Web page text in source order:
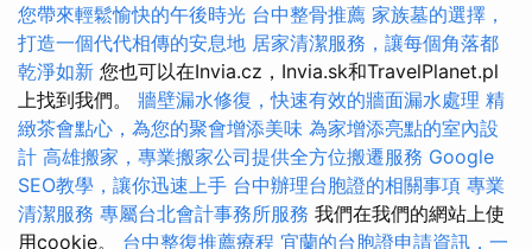
您帶來輕鬆愉快的午後時光 台中整骨推薦 家族墓的選擇，
打造一個代代相傳的安息地 居家清潔服務，讓每個角落都
乾淨如新 您也可以在Invia.cz，Invia.sk和TravelPlanet.pl
上找到我們。 牆壁漏水修復，快速有效的牆面漏水處理 精
緻茶會點心，為您的聚會增添美味 為家增添亮點的室內設
計 高雄搬家，專業搬家公司提供全方位搬遷服務 Google
SEO教學，讓你迅速上手 台中辦理台胞證的相關事項 專業
清潔服務 專屬台北會計事務所服務 我們在我們的網站上使
用cookie。 台中整復推薦療程 宜蘭的台胞證申請資訊，一